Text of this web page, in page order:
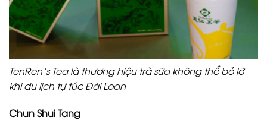
TenRen’s Tea là thương hiệu trà sữa không thể bỏ lỡ
khi du lịch tự túc Đài Loan
Chun Shui Tang